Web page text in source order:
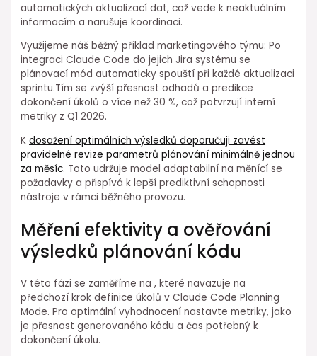
automatických aktualizací dat, ⁢což⁢ vede k neaktuálním
informacím a narušuje koordinaci.
Využijeme náš⁢ běžný příklad marketingového týmu: Po
integraci Claude Code do jejich⁤ Jira systému se
plánovací mód automaticky spouští při každé aktualizaci
sprintu.Tím se⁣ zvýší přesnost odhadů a predikce
⁢dokončení⁢ úkolů o více než 30 %, což potvrzují interní
metriky z Q1 2026.
Kdosažení⁤ optimálních výsledků doporučuji zavést
pravidelné revize parametrů plánování minimálně jednou
za měsíc. Toto udržuje model adaptabilní na ⁣měnící se
požadavky a přispívá k lepší prediktivní schopnosti
⁤nástroje v rámci běžného provozu.
Měření efektivity a ověřování
výsledků plánování ⁤kódu
V této fázi se zaměříme na , které navazuje na⁣
předchozí krok definice úkolů v Claude Code Planning
Mode. Pro optimální vyhodnocení⁣ nastavte metriky, jako
je přesnost generovaného kódu a čas potřebný k
dokončení úkolu.